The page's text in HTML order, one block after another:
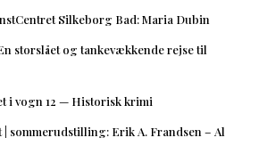
Silkeborg Bad: Maria Dubin
storslået og tankevækkende rejse til
i vogn 12 — Historisk krimi
| sommerudstilling: Erik A. Frandsen – Al